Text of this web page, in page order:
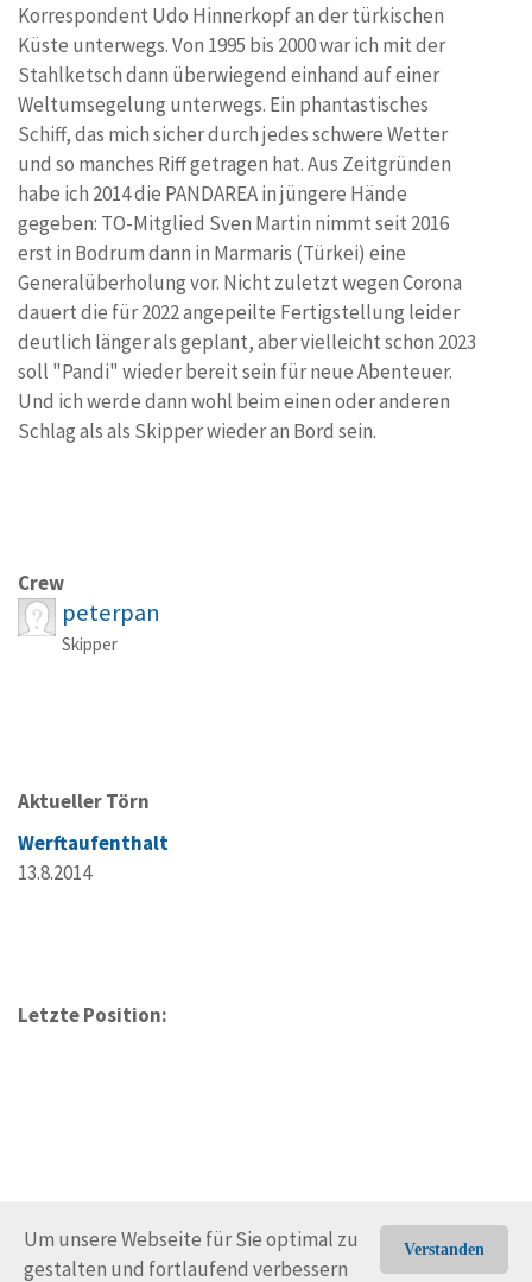
Verstanden
Um unsere Webseite für Sie optimal zu
gestalten und fortlaufend verbessern
Korrespondent Udo Hinnerkopf an der türkischen
Küste unterwegs. Von 1995 bis 2000 war ich mit der
Stahlketsch dann überwiegend einhand auf einer
Weltumsegelung unterwegs. Ein phantastisches
Schiff, das mich sicher durch jedes schwere Wetter
und so manches Riff getragen hat. Aus Zeitgründen
habe ich 2014 die PANDAREA in jüngere Hände
gegeben: TO-Mitglied Sven Martin nimmt seit 2016
erst in Bodrum dann in Marmaris (Türkei) eine
Generalüberholung vor. Nicht zuletzt wegen Corona
dauert die für 2022 angepeilte Fertigstellung leider
deutlich länger als geplant, aber vielleicht schon 2023
soll "Pandi" wieder bereit sein für neue Abenteuer.
Und ich werde dann wohl beim einen oder anderen
Schlag als als Skipper wieder an Bord sein.
Crew
peterpan
Skipper
Aktueller Törn
Werftaufenthalt
13.8.2014
Letzte Position: